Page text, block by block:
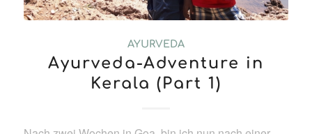
AYURVEDA
Ayurveda-Adventure in
Kerala (Part 1)